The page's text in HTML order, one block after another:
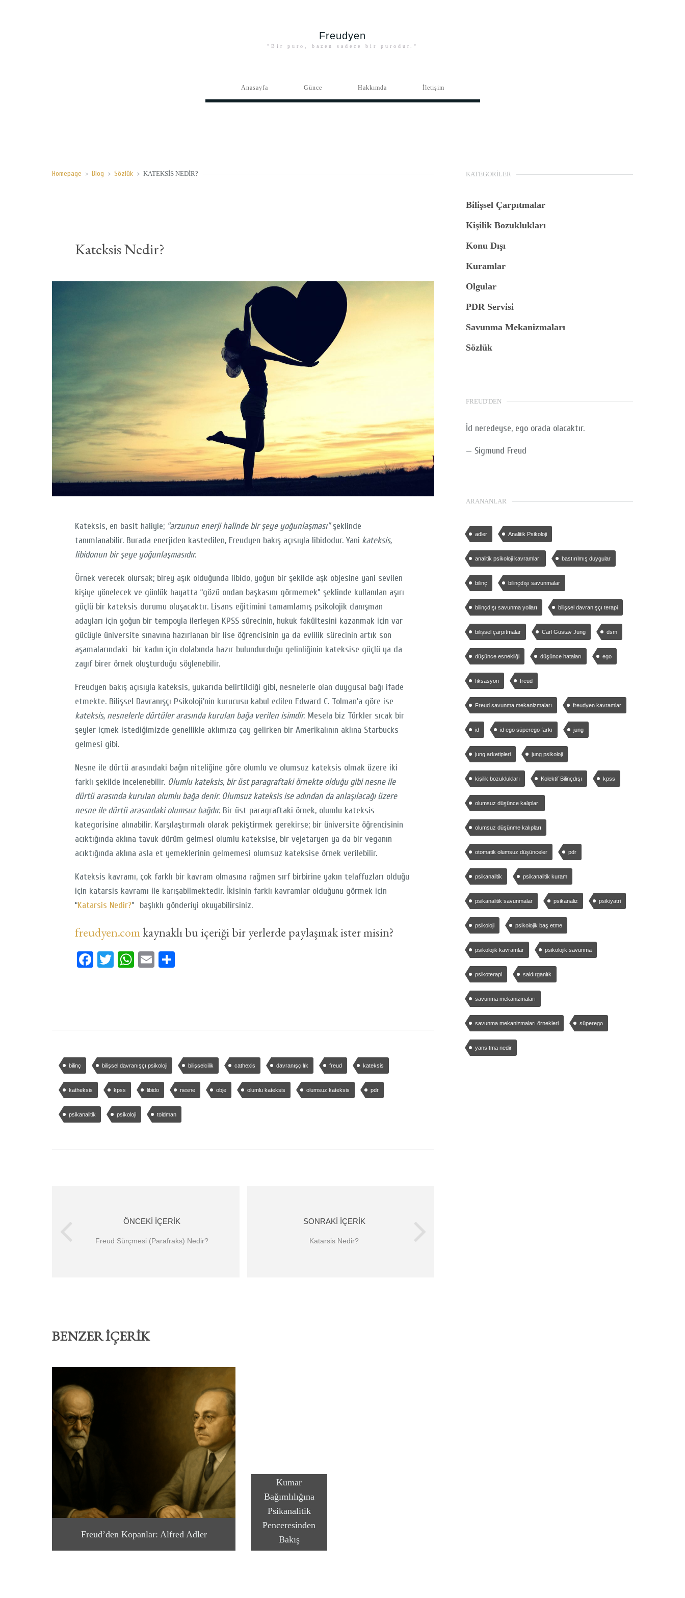
Freudyen
"Bir puro, bazen sadece bir purodur."
Anasayfa Günce Hakkımda İletişim
Homepage > Blog > Sözlük > KATEKSIS NEDIR?
Kateksis Nedir?
Kateksis, en basit haliyle; “arzunun enerji halinde bir şeye yoğunlaşması”şeklinde
tanımlanabilir. Burada enerjiden kastedilen, Freudyen bakış açısıyla libidodur. Yani kateksis,
libidonun bir şeye yoğunlaşmasıdır.
Örnek verecek olursak; birey aşık olduğunda libido, yoğun bir şekilde aşk objesine yani sevilen
kişiye yönelecek ve günlük hayatta “gözü ondan başkasını görmemek” şeklinde kullanılan aşırı
güçlü bir kateksis durumu oluşacaktır. Lisans eğitimini tamamlamış psikolojik danışman
adayları için yoğun bir tempoyla ilerleyen KPSS sürecinin, hukuk fakültesini kazanmak için var
gücüyle üniversite sınavına hazırlanan bir lise öğrencisinin ya da evlilik sürecinin artık son
aşamalarındaki bir kadın için dolabında hazır bulundurduğu gelinliğinin kateksise güçlü ya da
zayıf birer örnek oluşturduğu söylenebilir.
Freudyen bakış açısıyla kateksis, yukarıda belirtildiği gibi, nesnelerle olan duygusal bağı ifade
etmekte. Bilişsel Davranışçı Psikoloji’nin kurucusu kabul edilen Edward C. Tolman’a göre ise
kateksis, nesnelerle dürtüler arasında kurulan bağa verilen isimdir. Mesela biz Türkler sıcak bir
şeyler içmek istediğimizde genellikle aklımıza çay gelirken bir Amerikalının aklına Starbucks
gelmesi gibi.
Nesne ile dürtü arasındaki bağın niteliğine göre olumlu ve olumsuz kateksis olmak üzere iki
farklı şekilde incelenebilir. Olumlu kateksis, bir üst paragraftaki örnekte olduğu gibi nesne ile
dürtü arasında kurulan olumlu bağa denir. Olumsuz kateksis ise adından da anlaşılacağı üzere
nesne ile dürtü arasındaki olumsuz bağdır. Bir üst paragraftaki örnek, olumlu kateksis
kategorisine alınabilir. Karşılaştırmalı olarak pekiştirmek gerekirse; bir üniversite öğrencisinin
acıktığında aklına tavuk dürüm gelmesi olumlu kateksise, bir vejetaryen ya da bir veganın
acıktığında aklına asla et yemeklerinin gelmemesi olumsuz kateksise örnek verilebilir.
Kateksis kavramı, çok farklı bir kavram olmasına rağmen sırf birbirine yakın telaffuzları olduğu
için katarsis kavramı ile karışabilmektedir. İkisinin farklı kavramlar olduğunu görmek için
“Katarsis Nedir?” başlıklı gönderiyi okuyabilirsiniz.
freudyen.comkaynaklı bu içeriği bir yerlerde paylaşmak ister misin?
Facebook
TwitterWhatsApp
Email
bilinç bilişsel davranışçı psikoloji bilişselcilik cathexis davranışçılık freud kateksis
katheksis kpss libido nesne obje olumlu kateksis olumsuz kateksis pdr
psikanalitik psikoloji toldman
ÖNCEKI İÇERIK
Freud Sürçmesi (Parafraks) Nedir?
SONRAKI İÇERIK
Katarsis Nedir?
BENZER İÇERIK
Freud’den Kopanlar: Alfred Adler
Kumar
Bağımlılığına
Psikanalitik
Penceresinden
Bakış
KATEGORILER
Bilişsel Çarpıtmalar
Kişilik Bozuklukları
Konu Dışı
Kuramlar
Olgular
PDR Servisi
Savunma Mekanizmaları
Sözlük
FREUD'DEN
İd neredeyse, ego orada olacaktır.
— Sigmund Freud
ARANANLAR
adler Analitik Psikoloji
analitik psikoloji kavramları bastırılmış duygular
bilinç bilinçdışı savunmalar
bilinçdışı savunma yolları bilişsel davranışçı terapi
bilişsel çarpıtmalar Carl Gustav Jung dsm
düşünce esnekliği düşünce hataları ego
fiksasyon freud
Freud savunma mekanizmaları freudyen kavramlar
id id ego süperego farkı jung
jung arketipleri jung psikoloji
kişilik bozuklukları Kolektif Bilinçdışı kpss
olumsuz düşünce kalıpları
olumsuz düşünme kalıpları
otomatik olumsuz düşünceler pdr
psikanalitik psikanalitik kuram
psikanalitik savunmalar psikanaliz psikiyatri
psikoloji psikolojik baş etme
psikolojik kavramlar psikolojik savunma
psikoterapi saldırganlık
savunma mekanizmaları
savunma mekanizmaları örnekleri süperego
yansıtma nedir